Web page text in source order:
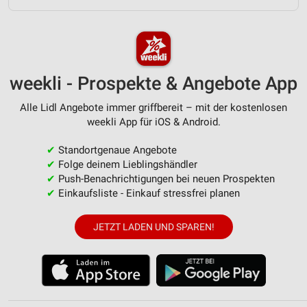
weekli - Prospekte & Angebote App
Alle Lidl Angebote immer griffbereit – mit der kostenlosen
weekli App für iOS & Android.
✔ Standortgenaue Angebote
✔ Folge deinem Lieblingshändler
✔ Push-Benachrichtigungen bei neuen Prospekten
✔ Einkaufsliste - Einkauf stressfrei planen
JETZT LADEN UND SPAREN!
Verwendung von Profilen zur Auswahl
Messung der Werbeleistung
Messung der Performance von Inhalten
Analyse von Zielgruppen durch Statistiken oder
Kombinationen von Daten aus verschiedenen
Quellen
Verwendung reduzierter Daten zur Auswahl von
IAB-Besonderheiten:
Verwendung genauer Standortdaten